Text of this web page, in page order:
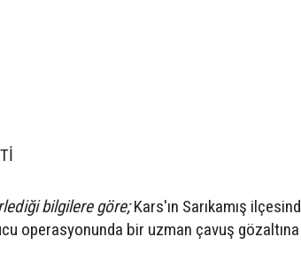
bilgilere göre;Kars'ın Sarıkamış
operasyonunda bir uzman çavuş gözaltına